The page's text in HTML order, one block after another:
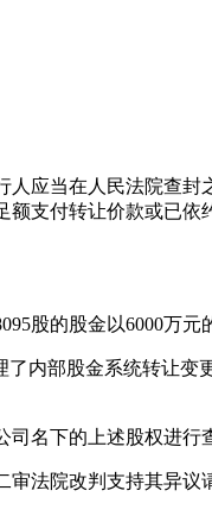
应当在人民法院查
支付转让价款或已
股的股金以6000万元
内部股金系统转让
名下的上述股权进行
法院改判支持其异议